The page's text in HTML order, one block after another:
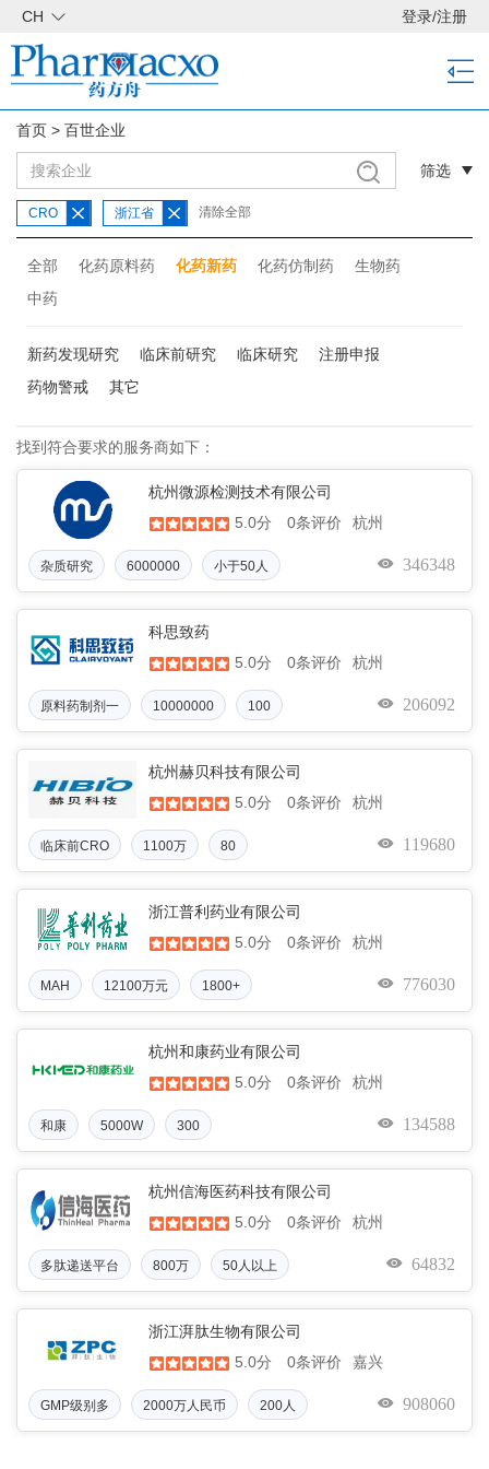
CH 登录/注册
首页 > 百世企业
筛选
CRO 浙江省 清除全部
全部 化药原料药 化药新药 化药仿制药
生物药
中药
新药发现研究 临床前研究 临床研究
注册申报
药物警戒
其它
找到符合要求的服务商如下：
杭州微源检测技术有限公司
5.0分
0条评价 杭州
杂质研究 6000000 小于50人 346348
科思致药
5.0分
0条评价 杭州
原料药制剂一 10000000 100 206092
杭州赫贝科技有限公司
5.0分
0条评价 杭州
临床前CRO 1100万 80 119680
浙江普利药业有限公司
5.0分
0条评价 杭州
MAH 12100万元 1800+ 776030
杭州和康药业有限公司
5.0分
0条评价 杭州
和康 5000W 300 134588
杭州信海医药科技有限公司
5.0分
0条评价 杭州
多肽递送平台 800万 50人以上 64832
浙江湃肽生物有限公司
5.0分
0条评价 嘉兴
GMP级别多 2000万人民币 200人 908060